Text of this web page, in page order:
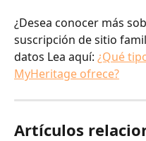
¿Desea conocer más
suscripción de sitio
datos Lea aquí: ¿Qué
MyHeritage ofrece?
Artículos